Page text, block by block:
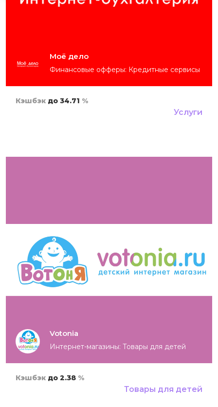
Моё дело
Финансовые офферы: Кредитные сервисы
Кэшбэк до 34.71 %
Услуги
Votonia
Интернет-магазины: Товары для детей
Кэшбэк до 2.38 %
Товары для детей